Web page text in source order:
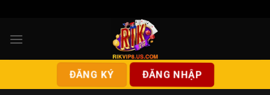
nội
ĐĂNG KÝ ĐĂNG NHẬP